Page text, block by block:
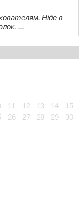
Ніде в
...
11 12 13 14
15
26 27 28 29
30